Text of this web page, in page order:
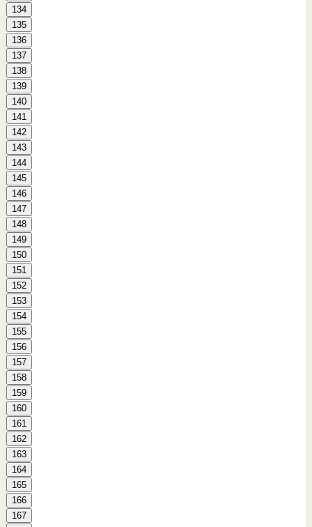
134
135
136
137
138
139
140
141
142
143
144
145
146
147
148
149
150
151
152
153
154
155
156
157
158
159
160
161
162
163
164
165
166
167